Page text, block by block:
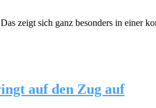
zeigt sich ganz besonders in einer
auf den Zug auf